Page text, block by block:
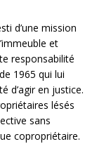
d’une mission
et
responsabilité
1965 qui lui
d’agir en justice.
lésés
sans
copropriétaire.